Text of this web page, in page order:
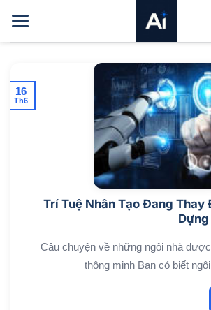
qua
nội
Trí Tuệ Nhân Tạo Đang Thay
Câu chuyện về những ngôi nhà
thông minh Bạn có biết
16
Th6